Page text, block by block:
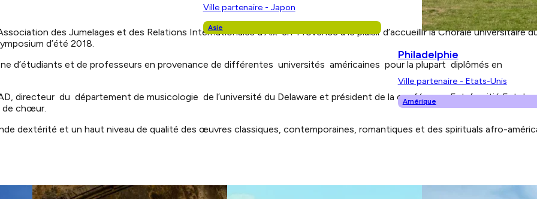
Ville partenaire - Japon
Asie
Philadelphie
Ville partenaire - Etats-Unis
Amérique
des Jumelages et des Relations Internationales d’Aix-en-Provence a le plaisir d’accueillir la Chorale universitaire
d’été 2018.
d’étudiants et de professeurs en provenance de différentes universités américaines pour la plupart diplômés en
directeur du département de musicologie de l’université du Delaware et président de la conférence Est (moitié Est des
de chœur.
dextérité et un haut niveau de qualité des œuvres classiques, contemporaines, romantiques et des spirituals afro-
Rue Gaston de Saporta